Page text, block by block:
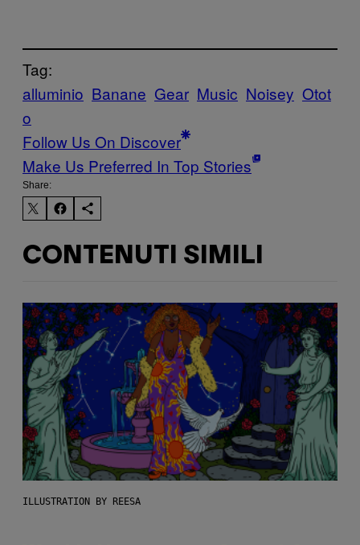
Tag:
alluminio Banane Gear Music Noisey Otot
o
Follow Us On Discover
Make Us Preferred In Top Stories
Share:
CONTENUTI SIMILI
ILLUSTRATION BY REESA